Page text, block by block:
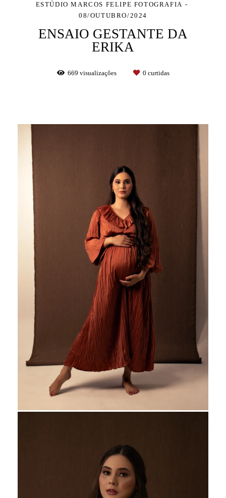
ESTÚDIO MARCOS FELIPE FOTOGRAFIA
08/OUTUBRO/2024
ENSAIO GESTANTE DA
ERIKA
669 visualizações 0 curtidas